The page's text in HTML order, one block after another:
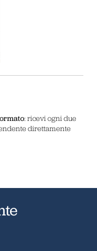
: ricevi ogni due
direttamente